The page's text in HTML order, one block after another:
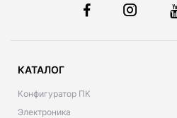
КАТАЛОГ
Конфигуратор ПК
Электроника